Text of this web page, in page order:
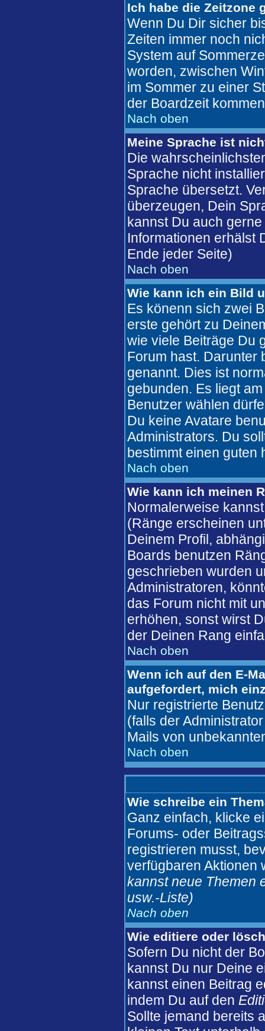
Ich habe die Zeitzone
Wenn Du Dir sicher
Zeiten immer noch
System auf
worden, zwischen
im Sommer zu einer
der Boardzeit
Nach oben
Meine Sprache ist
Die
Sprache nicht
Sprache übersetzt.
überzeugen, Dein
kannst Du auch
Informationen erhälst
Ende jeder Seite)
Nach oben
Wie kann ich ein Bild
Es könenn sich zwei
erste gehört zu
wie viele Beiträge Du
Forum hast. Darunter
genannt. Dies ist
gebunden. Es liegt
Benutzer wählen
Du keine Avatare
Administrators. Du
bestimmt einen guten
Nach oben
Wie kann ich meinen
Normalerweise
(Ränge erscheinen
Deinem Profil,
Boards benutzen
geschrieben wurden
Administratoren,
das Forum nicht mit
erhöhen, sonst wirst
der Deinen Rang
Nach oben
Wenn ich auf den E-
aufgefordert, mich
Nur registrierte
(falls der
Mails von
Nach oben
Wie schreibe ein
Ganz einfach, klicke
Forums- oder
registrieren musst,
verfügbaren Aktionen
kannst neue Themen
usw.-Liste)
Nach oben
Wie editiere oder
Sofern Du nicht der
kannst Du nur Deine
kannst einen Beitrag
indem Du auf den
Sollte jemand bereits